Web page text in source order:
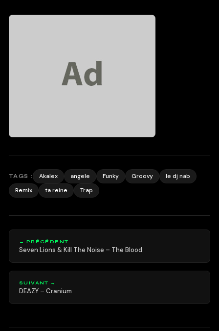
TAGS : Akalex angele Funky Groovy
le dj nab
Remix
ta reine Trap
← PRÉCÉDENT
Seven Lions & Kill The Noise – The Blood
SUIVANT →
DEAZY – Cranium